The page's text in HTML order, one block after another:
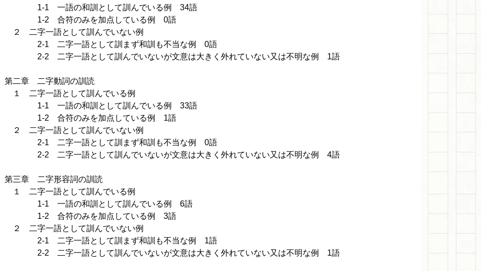
1-1 一語の和訓として訓んでいる例 34語
1-2 合符のみを加点している例 0語
２ 二字一語として訓んでいない例
2-1 二字一語として訓まず和訓も不当な例 0語
2-2 二字一語として訓んでいないが文意は大きく外れていない又は不明な例 1語
第二章 二字動詞の訓読
１ 二字一語として訓んでいる例
1-1 一語の和訓として訓んでいる例 33語
1-2 合符のみを加点している例 1語
２ 二字一語として訓んでいない例
2-1 二字一語として訓まず和訓も不当な例 0語
2-2 二字一語として訓んでいないが文意は大きく外れていない又は不明な例 4語
第三章 二字形容詞の訓読
１ 二字一語として訓んでいる例
1-1 一語の和訓として訓んでいる例 6語
1-2 合符のみを加点している例 3語
２ 二字一語として訓んでいない例
2-1 二字一語として訓まず和訓も不当な例 1語
2-2 二字一語として訓んでいないが文意は大きく外れていない又は不明な例 1語